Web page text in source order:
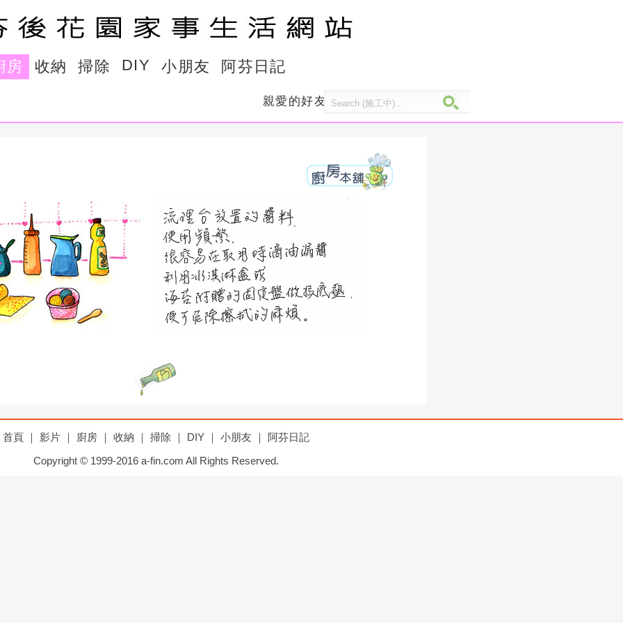
房 收納 掃除 DIY 小朋友 阿芬日記
親愛的好友, [阿芬後花園]誕生於上個世紀末, 10多年來,我們
首頁 ｜ 影片 ｜ 廚房 ｜ 收納 ｜ 掃除 ｜ DIY ｜ 小朋友 ｜
阿芬日記
Copyright © 1999-2016 a-fin.com All Rights Reserved.